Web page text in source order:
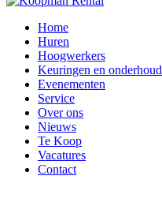
Home
Huren
Hoogwerkers
Keuringen en onderhoud
Evenementen
Service
Over ons
Nieuws
Te Koop
Vacatures
Contact